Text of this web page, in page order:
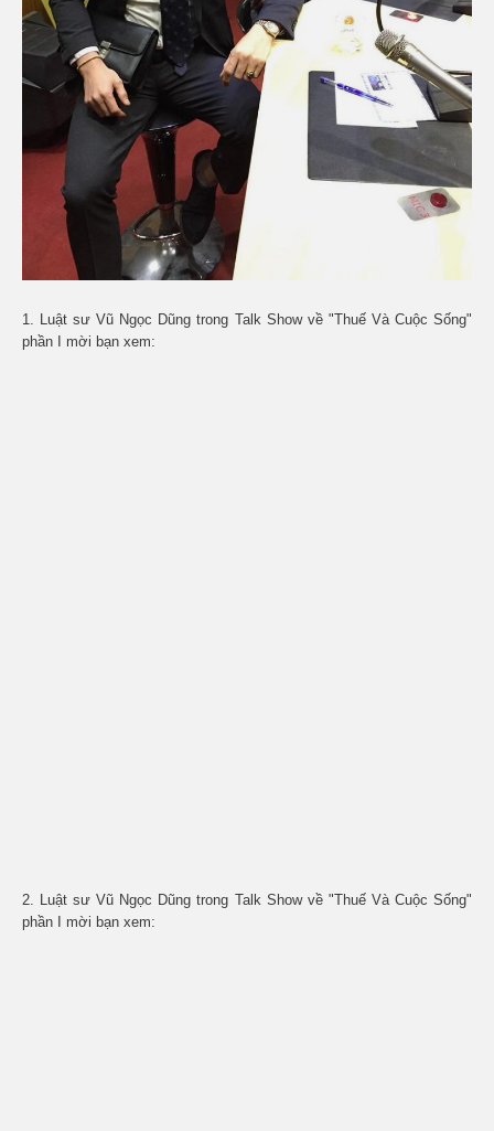
1. Luật sư Vũ Ngọc Dũng trong Talk Show về "Thuế Và Cuộc Sống"
phần I mời bạn xem:
2. Luật sư Vũ Ngọc Dũng trong Talk Show về "Thuế Và Cuộc Sống"
phần I mời bạn xem: